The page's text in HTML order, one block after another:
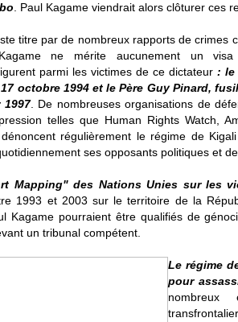
. Paul Kagame viendrait alors clôturer ces
titre par de nombreux rapports de crimes
ne mérite aucunement un
parmi les victimes de ce dictateur : le
octobre 1994 et le Père Guy Pinard,
. De nombreuses organisations de
telles que Human Rights Watch,
régulièrement le régime de Kigali
ses opposants politiques et
Mapping" des Nations Unies sur les
1993 et 2003 sur le territoire de la
Kagame pourraient être qualifiés de
un tribunal compétent.
Le régime
pour
nombreux